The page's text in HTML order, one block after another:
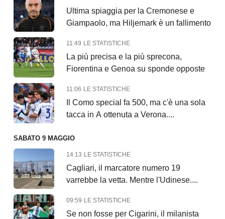
Ultima spiaggia per la Cremonese e
Giampaolo, ma Hiljemark è un fallimento
11:49 LE STATISTICHE
La più precisa e la più sprecona,
Fiorentina e Genoa su sponde opposte
11:06 LE STATISTICHE
Il Como special fa 500, ma c'è una sola
tacca in A ottenuta a Verona....
SABATO 9 MAGGIO
14:13 LE STATISTICHE
Cagliari, il marcatore numero 19
varrebbe la vetta. Mentre l'Udinese....
09:59 LE STATISTICHE
Se non fosse per Cigarini, il milanista